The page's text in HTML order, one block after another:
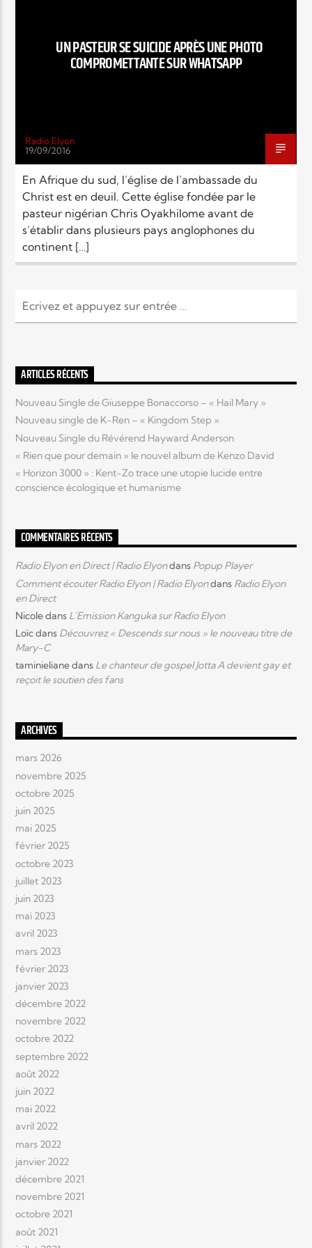
Radio Elyon
Elyon Rhema
Elyon Kids
UN PASTEUR SE SUICIDE APRÈS UNE PHOTO
COMPROMETTANTE SUR WHATSAPP
Radio Elyon
19/09/2016
En Afrique du sud, l’église de l’ambassade du
Christ est en deuil. Cette église fondée par le
pasteur nigérian Chris Oyakhilome avant de
s’établir dans plusieurs pays anglophones du
continent […]
ARTICLES RÉCENTS
Nouveau Single de Giuseppe Bonaccorso – « Hail Mary »
Nouveau single de K-Ren – « Kingdom Step »
Nouveau Single du Révérend Hayward Anderson
« Rien que pour demain » le nouvel album de Kenzo David
« Horizon 3000 » : Kent-Zo trace une utopie lucide entre
conscience écologique et humanisme
COMMENTAIRES RÉCENTS
Radio Elyon en Direct | Radio Elyondans Popup Player
Comment écouter Radio Elyon | Radio Elyondans Radio Elyon
en Direct
Nicoledans L’Emission Kanguka sur Radio Elyon
Loïcdans Découvrez « Descends sur nous » le nouveau titre de
Mary-C
taminielianedans Le chanteur de gospel Jotta A devient gay et
reçoit le soutien des fans
ARCHIVES
mars 2026
novembre 2025
octobre 2025
juin 2025
mai 2025
février 2025
octobre 2023
juillet 2023
juin 2023
mai 2023
avril 2023
mars 2023
février 2023
janvier 2023
décembre 2022
novembre 2022
octobre 2022
septembre 2022
août 2022
juin 2022
mai 2022
avril 2022
mars 2022
janvier 2022
décembre 2021
novembre 2021
octobre 2021
août 2021